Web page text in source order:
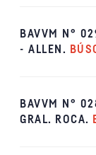
BAVVM N°
- ALLEN.
BAVVM N°
GRAL. ROCA.